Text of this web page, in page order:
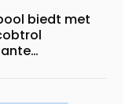
biedt met